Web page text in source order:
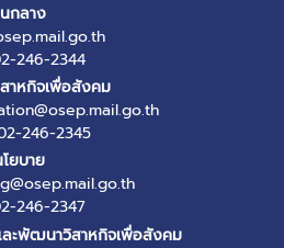
กลาง
246-2344
าหกิจเพื่อสังคม
246-2345
ยบาย
246-2347
ะพัฒนาวิสาหกิจเพื่อสังคม